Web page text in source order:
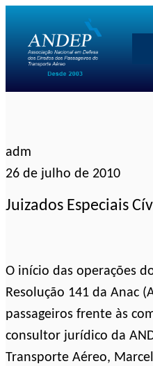
conteúdo
adm
26 de julho de 2010
Juizados Especiais
O início das operações
Resolução 141 da Anac
passageiros frente às
consultor jurídico da
Transporte Aéreo,